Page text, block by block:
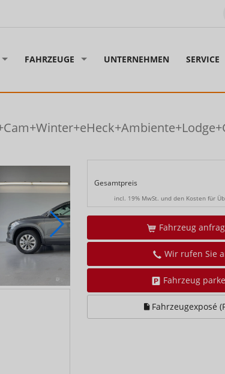
FAHRZEUGE UNTERNEHMEN SERVICE
Gesamtpreis
incl. 19% MwSt. und den Kosten für
Fahrzeug
Wir rufen Sie
Fahrzeug
Fahrzeugexposé